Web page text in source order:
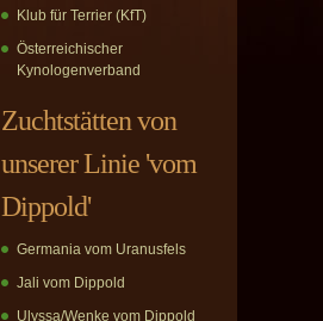
Klub für Terrier (KfT)
Österreichischer
Kynologenverband
Zuchtstätten von
unserer Linie 'vom
Dippold'
Germania vom Uranusfels
Jali vom Dippold
Ulyssa/Wenke vom Dippold